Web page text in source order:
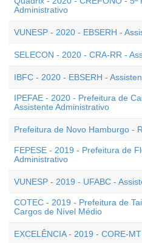
Administrativo
VUNESP - 2020 - EBSERH -
SELECON - 2020 - CRA-RR -
IBFC - 2020 - EBSERH -
IPEFAE - 2020 - Prefeitura de
Assistente Administrativo
Prefeitura de Novo Hamburgo -
FEPESE - 2019 - Prefeitura de
Administrativo
VUNESP - 2019 - UFABC -
COTEC - 2019 - Prefeitura de
Cargos de Nível Médio
EXCELÊNCIA - 2019 - CORE-